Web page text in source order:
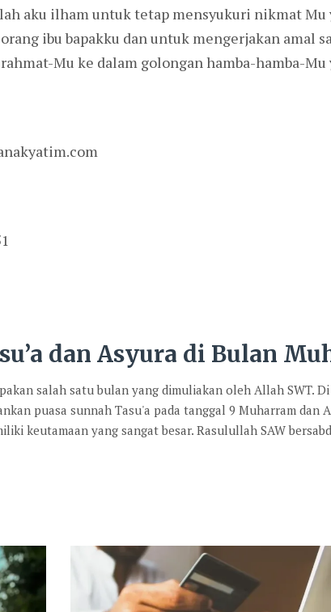
aku ilham untuk tetap mensyukuri nikmat Mu
ibu bapakku dan untuk mengerjakan amal
Mu ke dalam golongan hamba-hamba-Mu
dan Asyura di Bulan
salah satu bulan yang dimuliakan oleh Allah SWT.
puasa sunnah Tasu'a pada tanggal 9 Muharram
keutamaan yang sangat besar. Rasulullah SAW